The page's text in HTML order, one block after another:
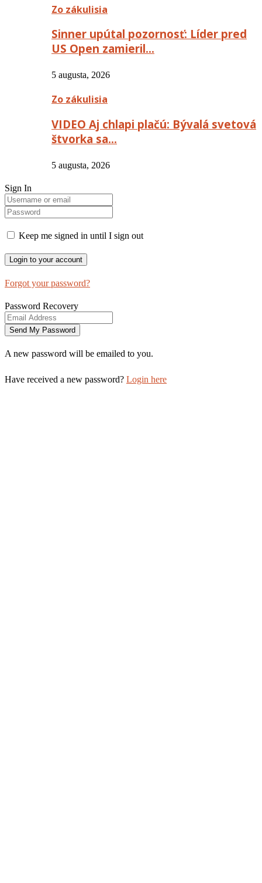
Zo zákulisia
Sinner upútal pozornosť: Líder pred
US Open zamieril…
5 augusta, 2026
Zo zákulisia
VIDEO Aj chlapi plačú: Bývalá svetová
štvorka sa…
5 augusta, 2026
Sign In
Keep me signed in until I sign out
Forgot your password?
Password Recovery
A new password will be emailed to you.
Have received a new password? Login here